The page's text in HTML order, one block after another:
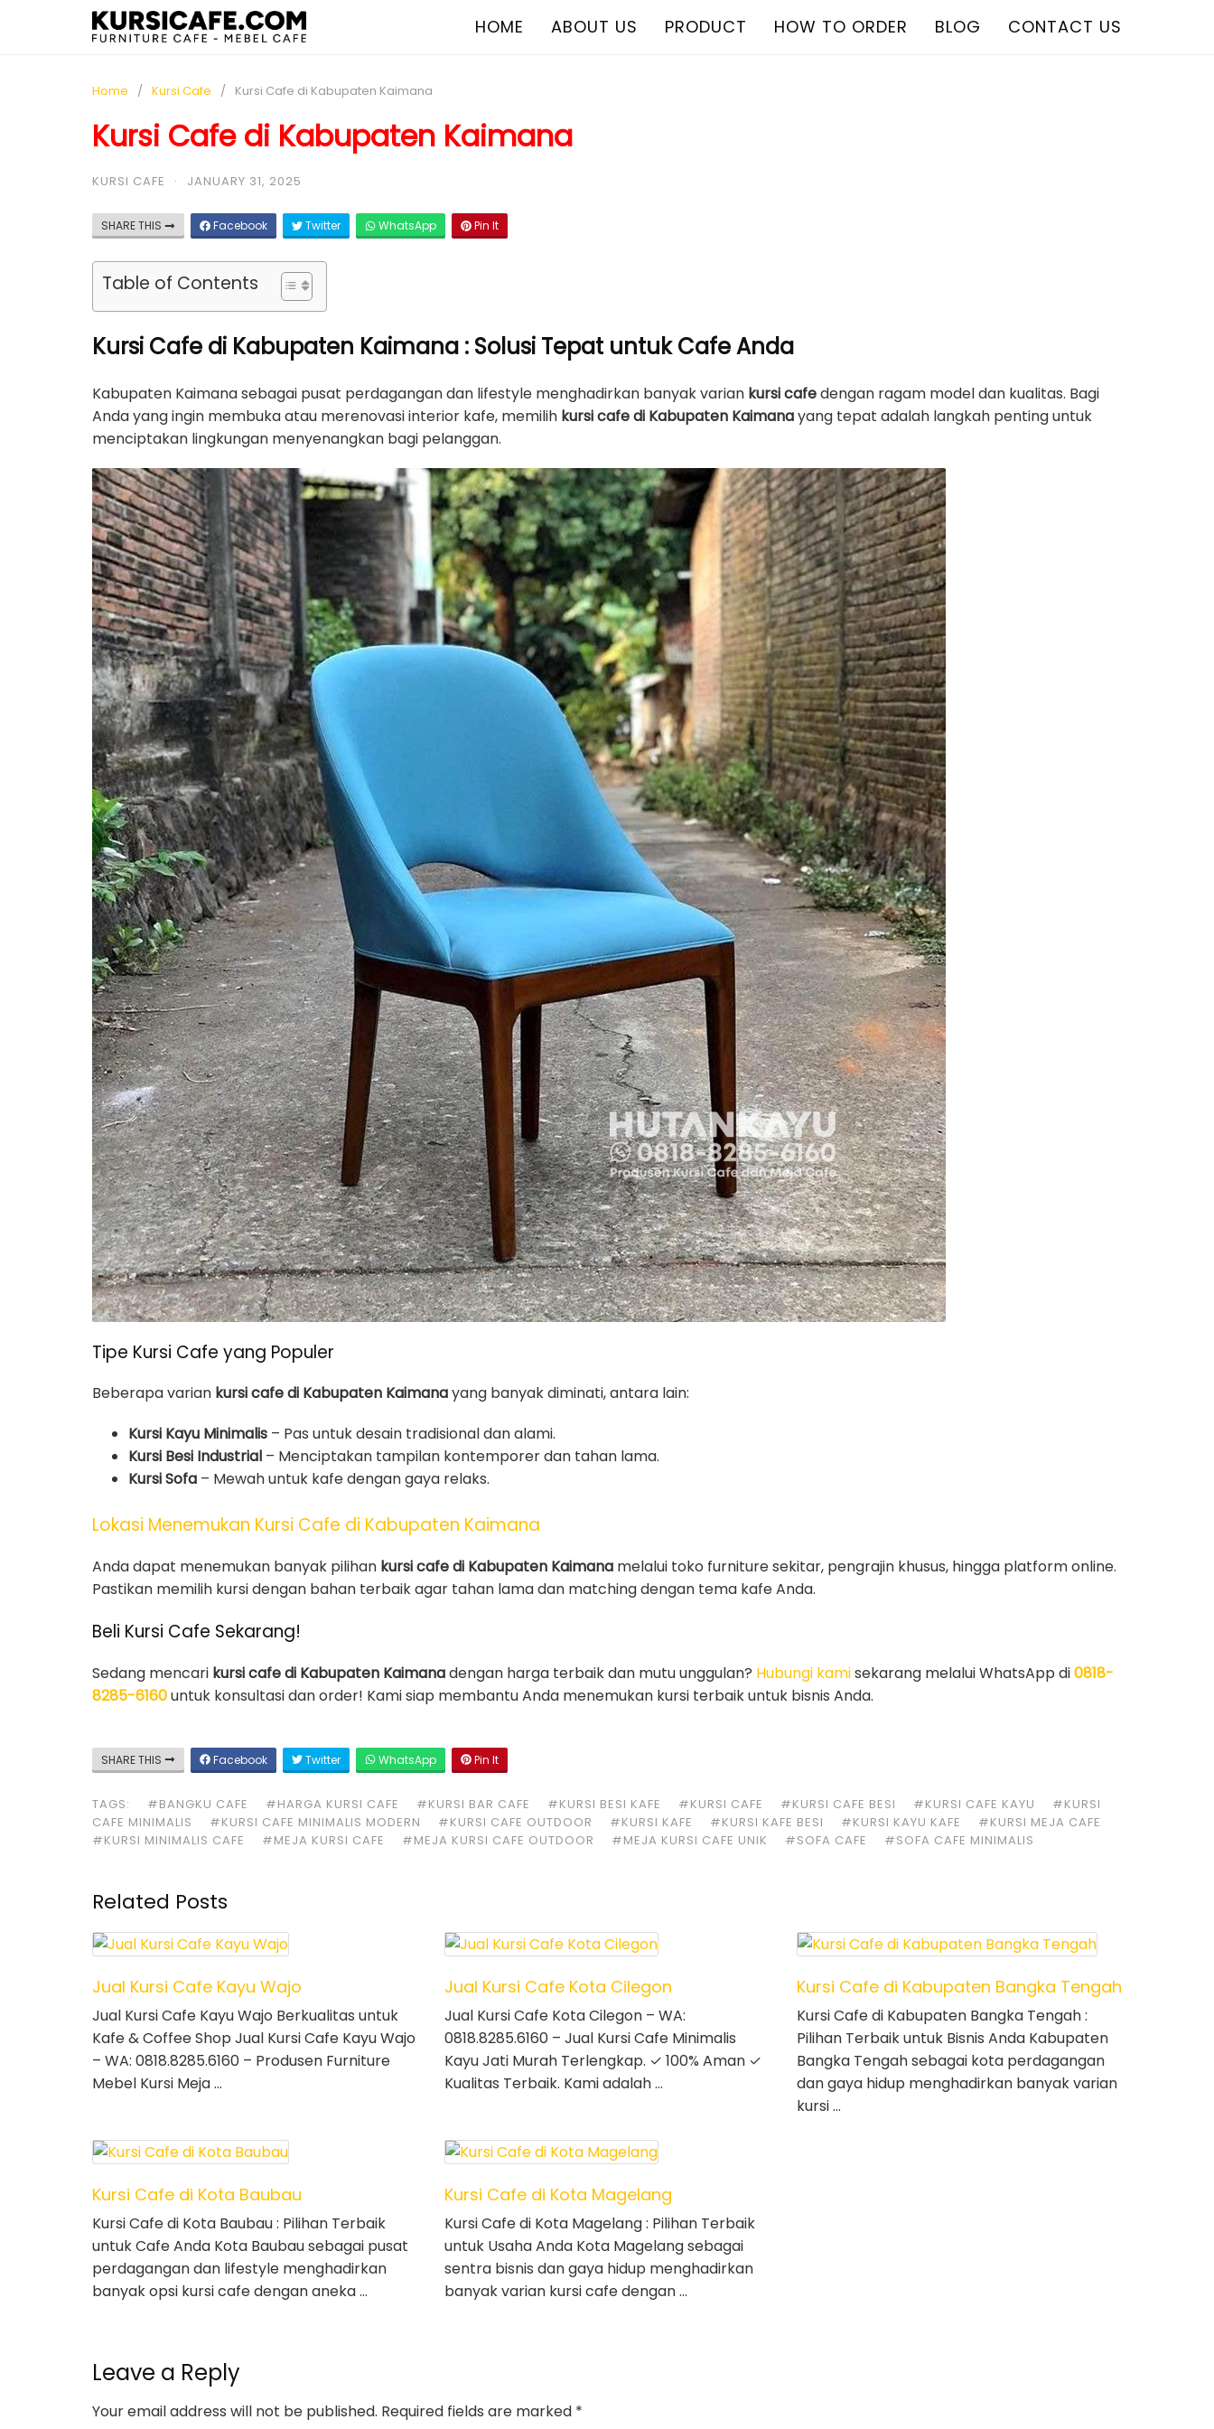
HOME ABOUT US PRODUCT HOW TO ORDER BLOG CONTACT US
Home Kursi Cafe Kursi Cafe di Kabupaten Kaimana
Kursi Cafe di Kabupaten Kaimana
KURSI CAFE · JANUARY 31, 2025
SHARE THIS Facebook Twitter WhatsApp Pin It
Table of Contents
Kursi Cafe di Kabupaten Kaimana : Solusi Tepat untuk Cafe Anda
Kabupaten Kaimana sebagai pusat perdagangan dan lifestyle menghadirkan banyak varian kursi cafedengan ragam model dan kualitas. Bagi
Anda yang ingin membuka atau merenovasi interior kafe, memilih kursi cafe di Kabupaten Kaimanayang tepat adalah langkah penting untuk
menciptakan lingkungan menyenangkan bagi pelanggan.
Tipe Kursi Cafe yang Populer
Beberapa varian kursi cafe di Kabupaten Kaimanayang banyak diminati, antara lain:
Kursi Kayu Minimalis – Pas untuk desain tradisional dan alami.
Kursi Besi Industrial – Menciptakan tampilan kontemporer dan tahan lama.
Kursi Sofa – Mewah untuk kafe dengan gaya relaks.
Lokasi Menemukan Kursi Cafe di Kabupaten Kaimana
Anda dapat menemukan banyak pilihan kursi cafe di Kabupaten Kaimana melalui toko furniture sekitar, pengrajin khusus, hingga platform online.
Pastikan memilih kursi dengan bahan terbaik agar tahan lama dan matching dengan tema kafe Anda.
Beli Kursi Cafe Sekarang!
Sedang mencari kursi cafe di Kabupaten Kaimanadengan harga terbaik dan mutu unggulan? Hubungi kamisekarang melalui WhatsApp di0818-
8285-6160untuk konsultasi dan order! Kami siap membantu Anda menemukan kursi terbaik untuk bisnis Anda.
SHARE THIS Facebook Twitter WhatsApp Pin It
TAGS: #BANGKU CAFE #HARGA KURSI CAFE #KURSI BAR CAFE #KURSI BESI KAFE #KURSI CAFE #KURSI CAFE BESI #KURSI CAFE KAYU
#KURSI
CAFE MINIMALIS
#KURSI CAFE MINIMALIS MODERN #KURSI CAFE OUTDOOR #KURSI KAFE #KURSI KAFE BESI #KURSI KAYU KAFE
#KURSI MEJA CAFE
#KURSI MINIMALIS CAFE
#MEJA KURSI CAFE #MEJA KURSI CAFE OUTDOOR #MEJA KURSI CAFE UNIK #SOFA CAFE #SOFA CAFE MINIMALIS
Related Posts
Jual Kursi Cafe Kayu Wajo
Jual Kursi Cafe Kayu Wajo Berkualitas untuk
Kafe & Coffee Shop Jual Kursi Cafe Kayu Wajo
– WA: 0818.8285.6160 – Produsen Furniture
Mebel Kursi Meja …
Jual Kursi Cafe Kota Cilegon
Jual Kursi Cafe Kota Cilegon – WA:
0818.8285.6160 – Jual Kursi Cafe Minimalis
Kayu Jati Murah Terlengkap. ✓ 100% Aman ✓
Kualitas Terbaik. Kami adalah …
Kursi Cafe di Kabupaten Bangka Tengah
Kursi Cafe di Kabupaten Bangka Tengah :
Pilihan Terbaik untuk Bisnis Anda Kabupaten
Bangka Tengah sebagai kota perdagangan
dan gaya hidup menghadirkan banyak varian
kursi …
Kursi Cafe di Kota Baubau
Kursi Cafe di Kota Baubau : Pilihan Terbaik
untuk Cafe Anda Kota Baubau sebagai pusat
perdagangan dan lifestyle menghadirkan
banyak opsi kursi cafe dengan aneka …
Kursi Cafe di Kota Magelang
Kursi Cafe di Kota Magelang : Pilihan Terbaik
untuk Usaha Anda Kota Magelang sebagai
sentra bisnis dan gaya hidup menghadirkan
banyak varian kursi cafe dengan …
Leave a Reply
Your email address will not be published. Required fields are marked *